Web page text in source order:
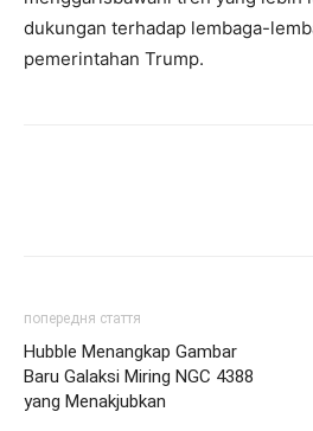
dukungan terhadap lembaga-
pemerintahan Trump.
попередня стаття
Hubble Menangkap Gambar
Baru Galaksi Miring NGC 4388
yang Menakjubkan